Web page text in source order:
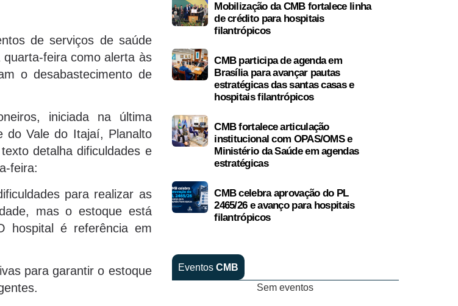
de serviços de saúde
feira como alerta às
o desabastecimento de
iniciada na última
do Vale do Itajaí, Planalto
detalha dificuldades e
feira:
para realizar as
mas o estoque está
hospital é referência em
para garantir o estoque
Mobilização da CMB fortalece linha
de crédito para hospitais
filantrópicos
CMB participa de agenda em
Brasília para avançar pautas
estratégicas das santas casas e
hospitais filantrópicos
CMB fortalece articulação
institucional com OPAS/OMS e
Ministério da Saúde em agendas
estratégicas
CMB celebra aprovação do PL
2465/26 e avanço para hospitais
filantrópicos
Eventos CMB
Sem eventos